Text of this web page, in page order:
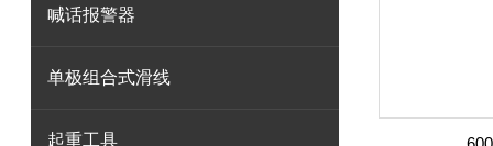
喊话报警器
单极组合式滑线
起重工具